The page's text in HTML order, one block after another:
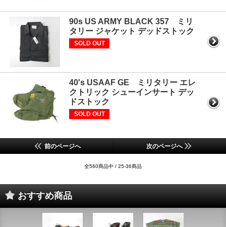
90s US ARMY BLACK 357 ミリ
タリー ジャケット デッドストック
SOLD OUT
40's USAAF GE ミリタリー エレ
クトリック シューインサート デッ
ドストック
SOLD OUT
前のページへ 次のページへ
全560商品中 / 25-36商品
おすすめ商品